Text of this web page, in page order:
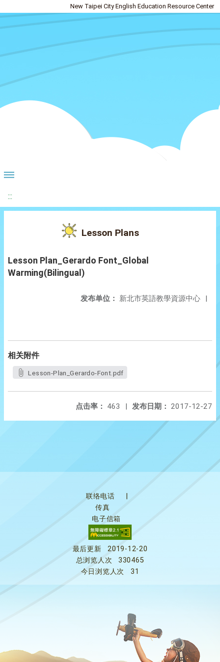
New Taipei City English Education Resource Center
:::
Lesson Plans
Lesson Plan_Gerardo Font_Global
Warming(Bilingual)
发布单位： 新北市英語教學資源中心 |
相关附件
Lesson-Plan_Gerardo-Font.pdf
发布日期： 2017-12-27
点击率： 463 |
联络电话
传真
电子信箱
最后更新
2019-12-20
总浏览人次
330465
今日浏览人次
31